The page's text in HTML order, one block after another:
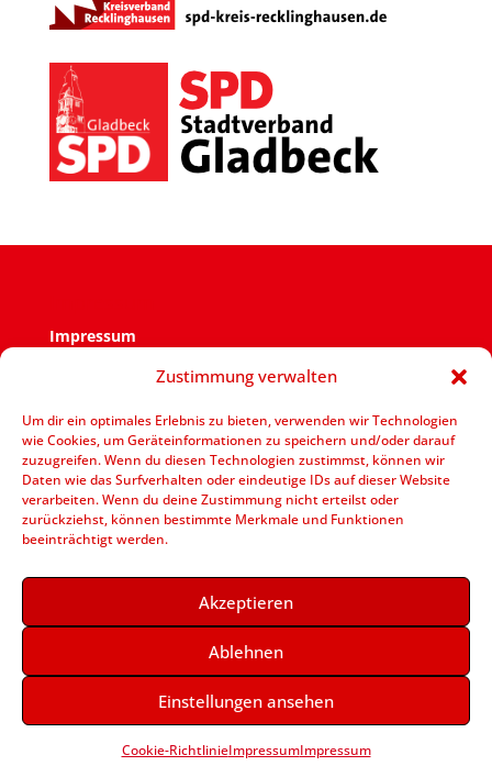
Zustimmung verwalten
Um dir ein optimales Erlebnis zu bieten, verwenden wir Technologien
wie Cookies, um Geräteinformationen zu speichern und/oder darauf
zuzugreifen. Wenn du diesen Technologien zustimmst, können wir
Daten wie das Surfverhalten oder eindeutige IDs auf dieser Website
verarbeiten. Wenn du deine Zustimmung nicht erteilst oder
zurückziehst, können bestimmte Merkmale und Funktionen
beeinträchtigt werden.
Akzeptieren
Ablehnen
Einstellungen ansehen
Cookie-RichtlinieImpressumImpressum
Impressum
Verantwortlich für den Inhalt ist der SPD Ortsverein
V.i.S.d.P.: Jens Bennarend Goetheplatz 11 – 45964
Gladbeck
Designed byElegant Themes| Powered by
WordPress